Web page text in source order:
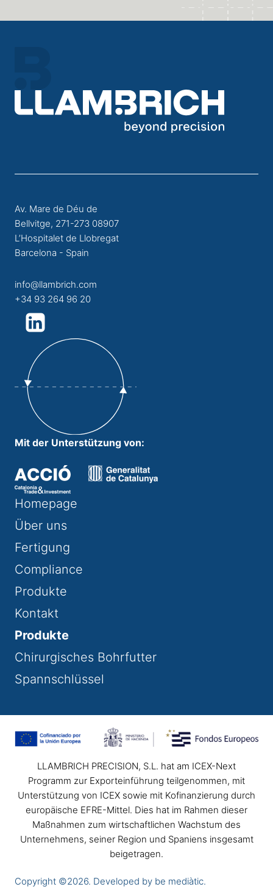
Av. Mare de Déu de
Bellvitge, 271-273 08907
L’Hospitalet de Llobregat
Barcelona - Spain
info@llambrich.com
+34 93 264 96 20
Mit der Unterstützung von:
Homepage
Über uns
Fertigung
Compliance
Produkte
Kontakt
Produkte
Chirurgisches Bohrfutter
Spannschlüssel
LLAMBRICH PRECISION, S.L. hat am ICEX-Next
Programm zur Exporteinführung teilgenommen, mit
Unterstützung von ICEX sowie mit Kofinanzierung durch
europäische EFRE-Mittel. Dies hat im Rahmen dieser
Maßnahmen zum wirtschaftlichen Wachstum des
Unternehmens, seiner Region und Spaniens insgesamt
beigetragen.
Copyright ©2026. Developed by be mediàtic.